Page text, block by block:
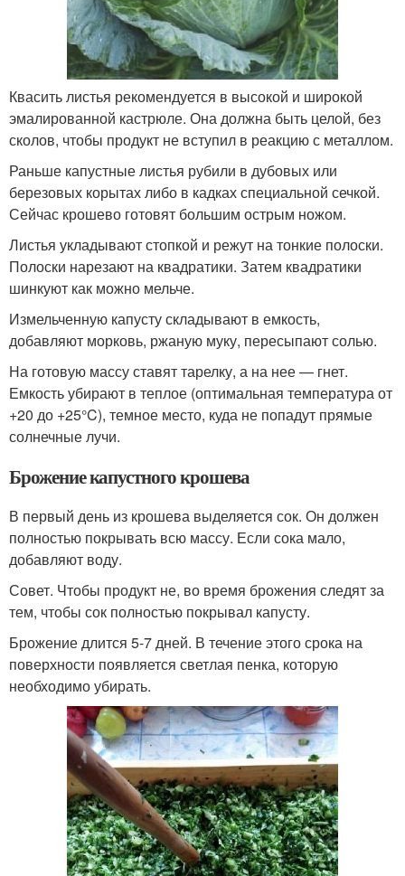
Квасить листья рекомендуется в высокой и широкой
эмалированной кастрюле. Она должна быть целой, без
сколов, чтобы продукт не вступил в реакцию с металлом.
Раньше капустные листья рубили в дубовых или
березовых корытах либо в кадках специальной сечкой.
Сейчас крошево готовят большим острым ножом.
Листья укладывают стопкой и режут на тонкие полоски.
Полоски нарезают на квадратики. Затем квадратики
шинкуют как можно мельче.
Измельченную капусту складывают в емкость,
добавляют морковь, ржаную муку, пересыпают солью.
На готовую массу ставят тарелку, а на нее — гнет.
Емкость убирают в теплое (оптимальная температура от
+20 до +25°C), темное место, куда не попадут прямые
солнечные лучи.
Брожение капустного крошева
В первый день из крошева выделяется сок. Он должен
полностью покрывать всю массу. Если сока мало,
добавляют воду.
Совет. Чтобы продукт не, во время брожения следят за
тем, чтобы сок полностью покрывал капусту.
Брожение длится 5-7 дней. В течение этого срока на
поверхности появляется светлая пенка, которую
необходимо убирать.